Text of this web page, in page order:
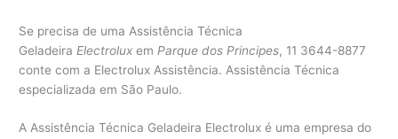
Se precisa de uma Assistência Técnica
Geladeira Electrolux em Parque dos Principes, 11 3644-8877
conte com a Electrolux Assistência. Assistência Técnica
especializada em São Paulo.
A Assistência Técnica Geladeira Electrolux é uma empresa do